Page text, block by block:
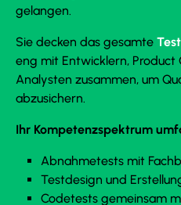
gelangen.
Sie decken das gesamte
eng mit Entwicklern, Product
Analysten zusammen, um
abzusichern.
Ihr Kompetenzspektrum
Abnahmetests mit
Testdesign und
Codetests gemeinsam